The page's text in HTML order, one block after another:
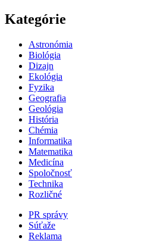
Kategórie
Astronómia
Biológia
Dizajn
Ekológia
Fyzika
Geografia
Geológia
História
Chémia
Informatika
Matematika
Medicína
Spoločnosť
Technika
Rozličné
PR správy
Súťaže
Reklama